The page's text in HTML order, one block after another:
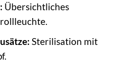
Übersichtliches
Sterilisation mit